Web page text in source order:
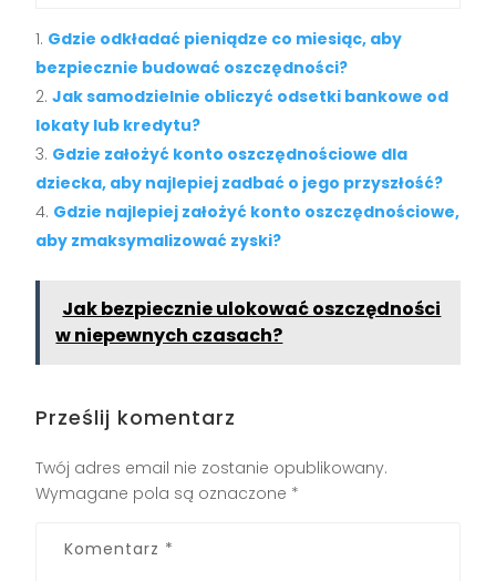
Gdzie odkładać pieniądze co miesiąc, aby
bezpiecznie budować oszczędności?
Jak samodzielnie obliczyć odsetki bankowe od
lokaty lub kredytu?
Gdzie założyć konto oszczędnościowe dla
dziecka, aby najlepiej zadbać o jego przyszłość?
Gdzie najlepiej założyć konto oszczędnościowe,
aby zmaksymalizować zyski?
Jak bezpiecznie ulokować oszczędności
w niepewnych czasach?
Prześlij komentarz
Twój adres email nie zostanie opublikowany.
Wymagane pola są oznaczone *